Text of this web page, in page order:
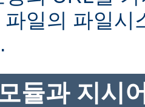
일의 파일시
듈과 지시